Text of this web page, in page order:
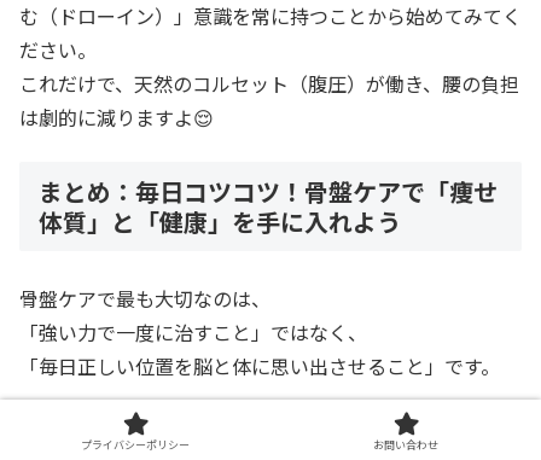
む（ドローイン）」意識を常に持つことから始めてみてく
ださい。
これだけで、天然のコルセット（腹圧）が働き、腰の負担
は劇的に減りますよ😌
まとめ：毎日コツコツ！骨盤ケアで「痩せ
体質」と「健康」を手に入れよう
骨盤ケアで最も大切なのは、
「強い力で一度に治すこと」ではなく、
「毎日正しい位置を脳と体に思い出させること」です。
今日ご紹介したケアは、どれも1分程度でできるものばか
プライバシーポリシー お問い合わせ